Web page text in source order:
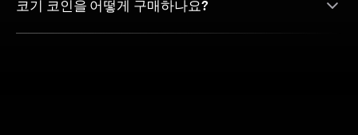
코기 코인을 어떻게 구매하나요?